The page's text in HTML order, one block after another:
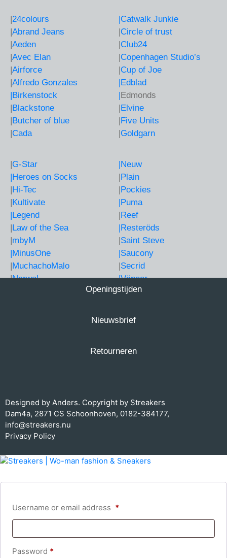
|24colours
|Abrand Jeans
|Aeden
|Avec Elan
|Airforce
|Alfredo Gonzales
|Birkenstock
|Blackstone
|Butcher of blue
|Cada
|Catwalk Junkie
|Circle of trust
|Club24
|Copenhagen Studio’s
|Cup of Joe
|Edblad
|Edmonds
|Elvine
|Five Units
|Goldgarn
|G-Star
|Heroes on Socks
|Hi-Tec
|Kultivate
|Legend
|Law of the Sea
|mbyM
|MinusOne
|MuchachoMalo
|Narwal
|Neuw
|Plain
|Pockies
|Puma
|Reef
|Resteröds
|Saint Steve
|Saucony
|Secrid
|Vänner
Openingstijden
Nieuwsbrief
Retourneren
Designed by Anders. Copyright by Streakers
Dam4a, 2871 CS Schoonhoven, 0182-384177,
info@streakers.nu
Privacy Policy
Username or email address *
Password *